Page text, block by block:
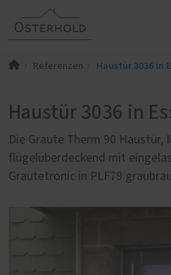
Referenzen Haustür 3036 in
Haustür 3036 in
Die Graute Therm 90 Haustür,
flügelüberdeckend mit
Grautetronic in PLF79